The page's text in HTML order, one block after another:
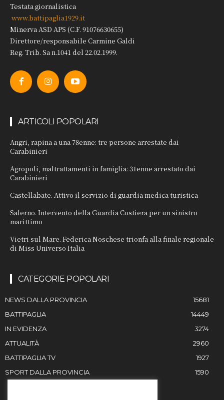
Testata giornalistica
www.battipaglia1929.it
Minerva ASD APS (C.F. 91076630655)
Direttore/responsabile Carmine Galdi
Reg. Trib. Sa n.1041 del 22.02.1999.
ARTICOLI POPOLARI
Angri, rapina a una 78enne: tre persone arrestate dai
Carabinieri
Agropoli, maltrattamenti in famiglia: 31enne arrestato dai
Carabinieri
Castellabate. Attivo il servizio di guardia medica turistica
Salerno. Intervento della Guardia Costiera per un sinistro
marittimo
Vietri sul Mare. Federica Noschese trionfa alla finale regionale
di Miss Universo Italia
CATEGORIE POPOLARI
NEWS DALLA PROVINCIA
15681
BATTIPAGLIA
14449
IN EVIDENZA
3274
ATTUALITÀ
2960
BATTIPAGLIA TV
1927
SPORT DALLA PROVINCIA
1590